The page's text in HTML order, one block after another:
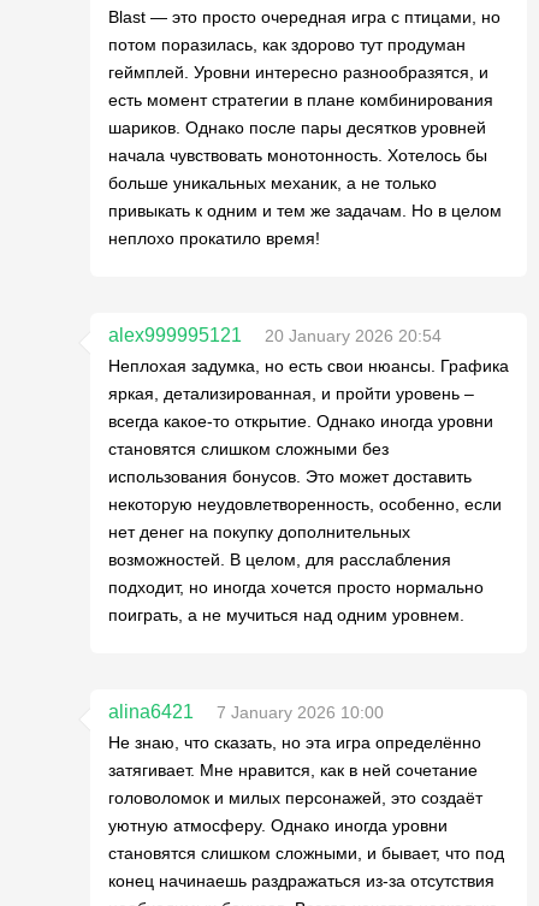
Blast — это просто очередная игра с птицами, но
потом поразилась, как здорово тут продуман
геймплей. Уровни интересно разнообразятся, и
есть момент стратегии в плане комбинирования
шариков. Однако после пары десятков уровней
начала чувствовать монотонность. Хотелось бы
больше уникальных механик, а не только
привыкать к одним и тем же задачам. Но в целом
неплохо прокатило время!
alex999995121
20 January 2026 20:54
Неплохая задумка, но есть свои нюансы. Графика
яркая, детализированная, и пройти уровень –
всегда какое-то открытие. Однако иногда уровни
становятся слишком сложными без
использования бонусов. Это может доставить
некоторую неудовлетворенность, особенно, если
нет денег на покупку дополнительных
возможностей. В целом, для расслабления
подходит, но иногда хочется просто нормально
поиграть, а не мучиться над одним уровнем.
alina6421
7 January 2026 10:00
Не знаю, что сказать, но эта игра определённо
затягивает. Мне нравится, как в ней сочетание
головоломок и милых персонажей, это создаёт
уютную атмосферу. Однако иногда уровни
становятся слишком сложными, и бывает, что под
конец начинаешь раздражаться из-за отсутствия